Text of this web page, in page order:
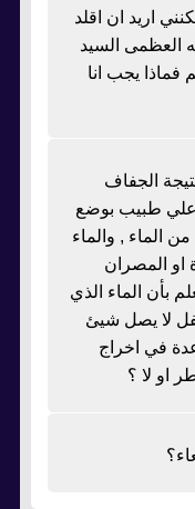
اريد ان اقلد
العظمى السيد
فماذا يجب انا
الجفاف
علي طبيب بوضع
, والماء
او المصران
بأن الماء الذي
لا يصل شيئ
في اخراج
او لا ؟